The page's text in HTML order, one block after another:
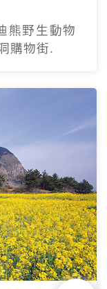
熊野生動物
購物街.